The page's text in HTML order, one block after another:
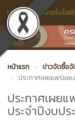
มหาวิทยาลัยเทคโนโล
หน้าแรก
ข่าวจัดซื้อจั
ประกาศเผยแพร่แ
ประกาศเผย
ประจำปีงบป